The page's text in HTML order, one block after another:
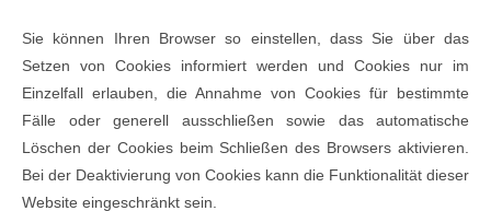
Sie können Ihren Browser so einstellen, dass Sie über das
Setzen von Cookies informiert werden und Cookies nur im
Einzelfall erlauben, die Annahme von Cookies für bestimmte
Fälle oder generell ausschließen sowie das automatische
Löschen der Cookies beim Schließen des Browsers aktivieren.
Bei der Deaktivierung von Cookies kann die Funktionalität dieser
Website eingeschränkt sein.